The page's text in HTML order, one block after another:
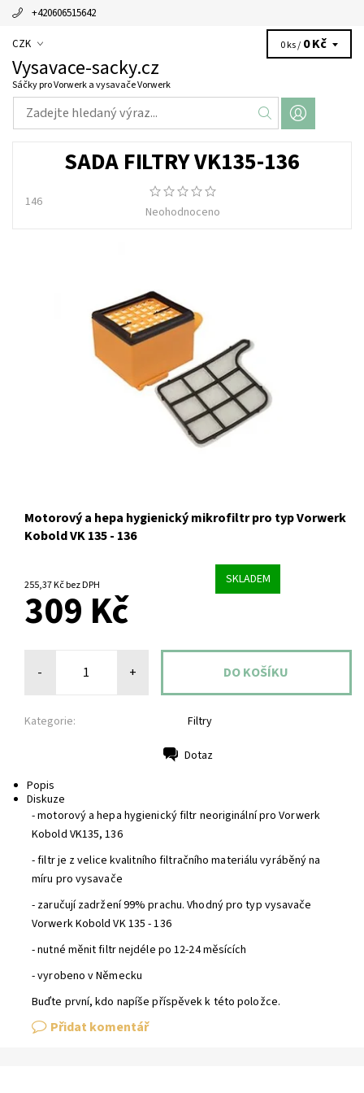
+420606515642
CZK
Vysavace-sacky.cz
Sáčky pro Vorwerk a vysavače Vorwerk
0 ks / 0 Kč
SADA FILTRY VK135-136
146
Neohodnoceno
Motorový a hepa hygienický mikrofiltr pro typ Vorwerk
Kobold VK 135 - 136
255,37 Kč bez DPH SKLADEM
309 Kč
- +
Kategorie: Filtry
Dotaz
Popis
Diskuze
- motorový a hepa hygienický filtr neoriginální pro Vorwerk
Kobold VK135, 136
- filtr je z velice kvalitního filtračního materiálu vyráběný na
míru pro vysavače
- zaručují zadržení 99% prachu. Vhodný pro typ vysavače
Vorwerk Kobold VK 135 - 136
- nutné měnit filtr nejdéle po 12-24 měsících
- vyrobeno v Německu
Buďte první, kdo napíše příspěvek k této položce.
Přidat komentář